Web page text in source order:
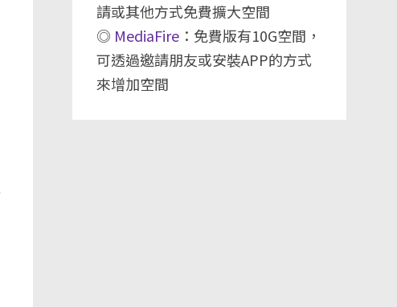
請或其他方式免費擴大空間
◎ MediaFire：免費版有10G空間，
可透過邀請朋友或安裝APP的方式
來增加空間